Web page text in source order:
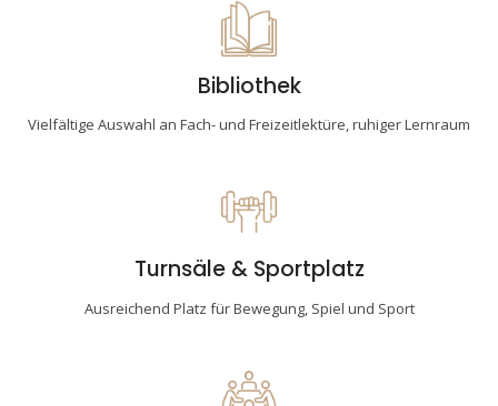
Bibliothek
Vielfältige Auswahl an Fach- und Freizeitlektüre, ruhiger Lernraum
Turnsäle & Sportplatz
Ausreichend Platz für Bewegung, Spiel und Sport